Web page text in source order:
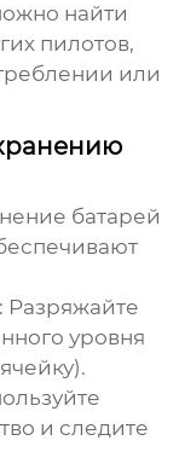
найти
пилотов,
или
батарей
Разряжайте
уровня
и следите